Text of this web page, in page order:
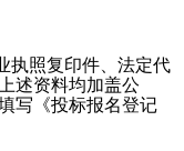
执照复印件、法定代
述资料均加盖公
写《投标报名登记